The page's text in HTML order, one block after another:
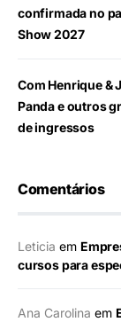
confirmada no
Show 2027
Com Henrique &
Panda e outros
de ingressos
Comentários
Leticia em
cursos para
Ana Carolina em